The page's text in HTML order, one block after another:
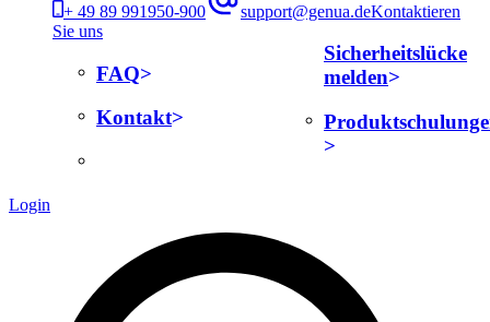
+ 49 89 991950-900 support@genua.deKontaktieren
Sie uns
FAQ
Kontakt
Sicherheitslücke
melden
Login